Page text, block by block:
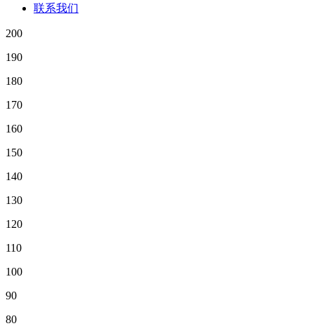
联系我们
200
190
180
170
160
150
140
130
120
110
100
90
80